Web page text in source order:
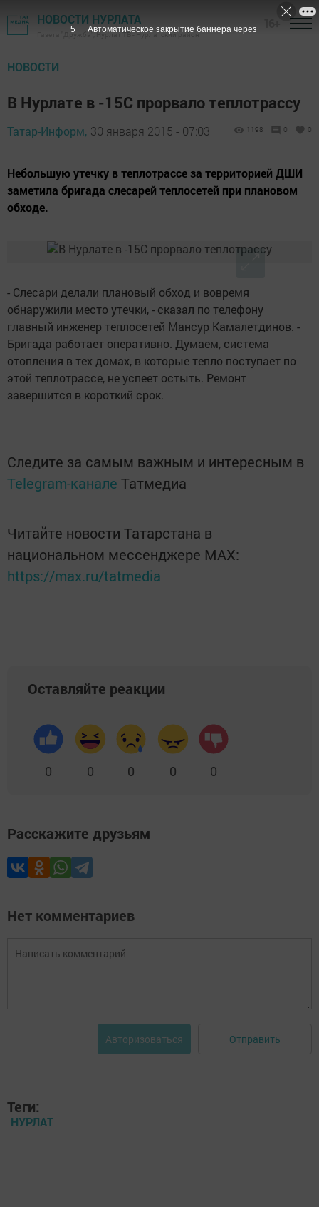
НОВОСТИ НУРЛАТА
Газета "Дружба", Нурлат ТВ - Нурлатский район
НОВОСТИ
В Нурлате в -15С прорвало теплотрассу
Татар-Информ, 30 января 2015 - 07:03 1198 0 0
Небольшую утечку в теплотрассе за территорией ДШИ
заметила бригада слесарей теплосетей при плановом
обходе.
- Слесари делали плановый обход и вовремя
обнаружили место утечки, - сказал по телефону
главный инженер теплосетей Мансур Камалетдинов. -
Бригада работает оперативно. Думаем, система
отопления в тех домах, в которые тепло поступает по
этой теплотрассе, не успеет остыть. Ремонт
завершится в короткий срок.
Следите за самым важным и интересным в
Telegram-канале Татмедиа
Читайте новости Татарстана в
национальном мессенджере MАХ:
https://max.ru/tatmedia
Оставляйте реакции
0 0 0 0 0
Расскажите друзьям
Нет комментариев
Авторизоваться Отправить
Теги:
НУРЛАТ
4 Автоматическое закрытие баннера через